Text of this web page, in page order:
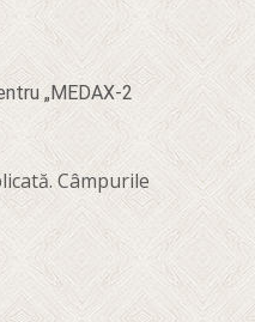
„MEDAX-2
Câmpurile